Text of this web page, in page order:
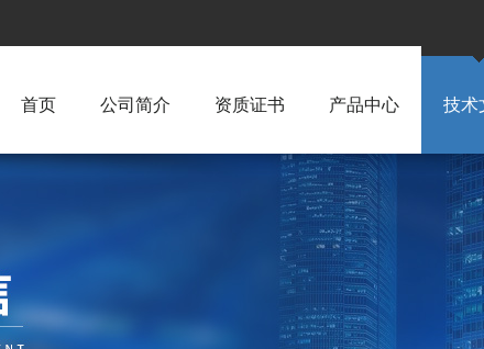
首页 公司简介 资质证书 产品中心 技术